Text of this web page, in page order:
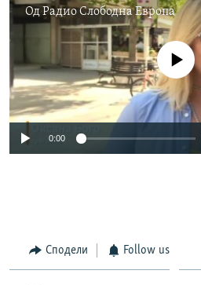
ОдРадио Слободна Eвропа
No media source
0:00
Сподели Follow us